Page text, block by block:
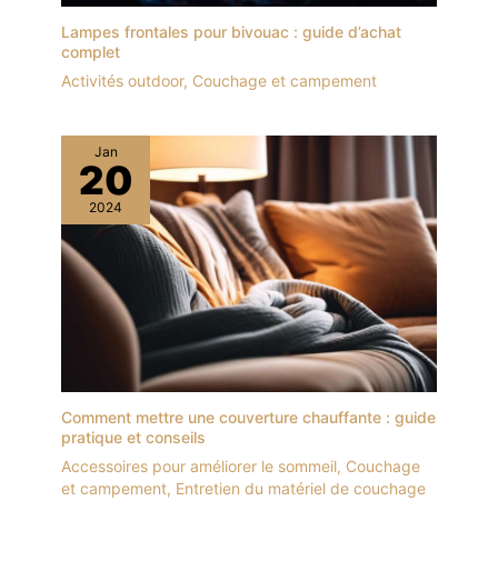
Lampes frontales pour bivouac : guide d’achat
complet
Activités outdoor, Couchage et campement
Jan
20
2024
Comment mettre une couverture chauffante : guide
pratique et conseils
Accessoires pour améliorer le sommeil, Couchage
et campement, Entretien du matériel de couchage